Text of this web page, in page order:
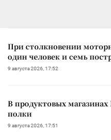
При столкновении
один человек и семь
9 августа 2026, 17:52
В продуктовых
полки
9 августа 2026, 17:51